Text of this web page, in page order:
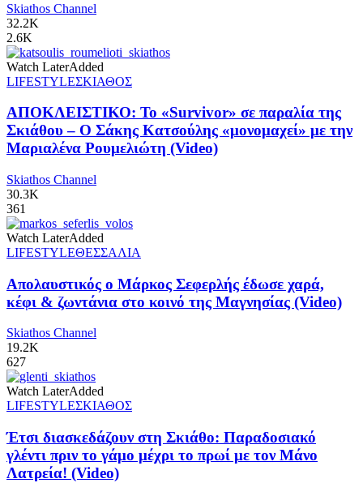
Skiathos Channel
32.2K
2.6K
Watch LaterAdded
LIFESTYLEΣΚΙΑΘΟΣ
ΑΠΟΚΛΕΙΣΤΙΚΟ: Το «Survivor» σε παραλία της
Σκιάθου – Ο Σάκης Κατσούλης «μονομαχεί» με την
Μαριαλένα Ρουμελιώτη (Video)
Skiathos Channel
30.3K
361
Watch LaterAdded
LIFESTYLEΘΕΣΣΑΛΙΑ
Απολαυστικός ο Μάρκος Σεφερλής έδωσε χαρά,
κέφι & ζωντάνια στο κοινό της Μαγνησίας (Video)
Skiathos Channel
19.2K
627
Watch LaterAdded
LIFESTYLEΣΚΙΑΘΟΣ
Έτσι διασκεδάζουν στη Σκιάθο: Παραδοσιακό
γλέντι πριν το γάμο μέχρι το πρωί με τον Μάνο
Λατρεία! (Video)